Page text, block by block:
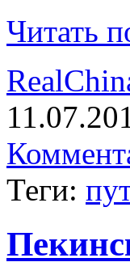
Читать
Теги: